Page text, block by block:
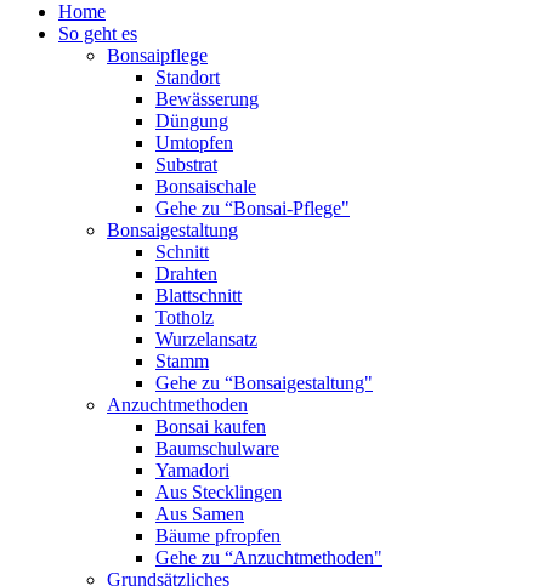
Home
So geht es
Bonsaipflege
Standort
Bewässerung
Düngung
Umtopfen
Substrat
Bonsaischale
Gehe zu “Bonsai-Pflege"
Bonsaigestaltung
Schnitt
Drahten
Blattschnitt
Totholz
Wurzelansatz
Stamm
Gehe zu “Bonsaigestaltung"
Anzuchtmethoden
Bonsai kaufen
Baumschulware
Yamadori
Aus Stecklingen
Aus Samen
Bäume pfropfen
Gehe zu “Anzuchtmethoden"
Grundsätzliches